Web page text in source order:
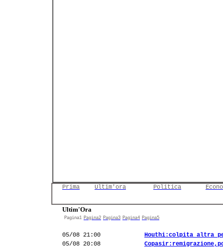
Prima Ultim'ora Politica
Ultim'Ora
Pagina1 Pagina2 Pagina3 Pagina4 Pagina5
05/08 21:00
Houthi:colpita altra
05/08 20:08